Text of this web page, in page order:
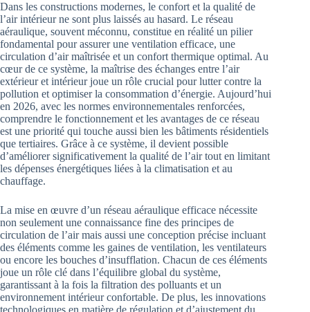
Dans les constructions modernes, le confort et la qualité de
l’air intérieur ne sont plus laissés au hasard. Le réseau
aéraulique, souvent méconnu, constitue en réalité un pilier
fondamental pour assurer une ventilation efficace, une
circulation d’air maîtrisée et un confort thermique optimal. Au
cœur de ce système, la maîtrise des échanges entre l’air
extérieur et intérieur joue un rôle crucial pour lutter contre la
pollution et optimiser la consommation d’énergie. Aujourd’hui
en 2026, avec les normes environnementales renforcées,
comprendre le fonctionnement et les avantages de ce réseau
est une priorité qui touche aussi bien les bâtiments résidentiels
que tertiaires. Grâce à ce système, il devient possible
d’améliorer significativement la qualité de l’air tout en limitant
les dépenses énergétiques liées à la climatisation et au
chauffage.
La mise en œuvre d’un réseau aéraulique efficace nécessite
non seulement une connaissance fine des principes de
circulation de l’air mais aussi une conception précise incluant
des éléments comme les gaines de ventilation, les ventilateurs
ou encore les bouches d’insufflation. Chacun de ces éléments
joue un rôle clé dans l’équilibre global du système,
garantissant à la fois la filtration des polluants et un
environnement intérieur confortable. De plus, les innovations